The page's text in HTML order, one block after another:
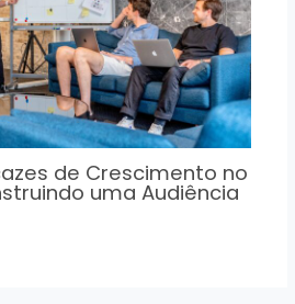
de Crescimento no
uma Audiência